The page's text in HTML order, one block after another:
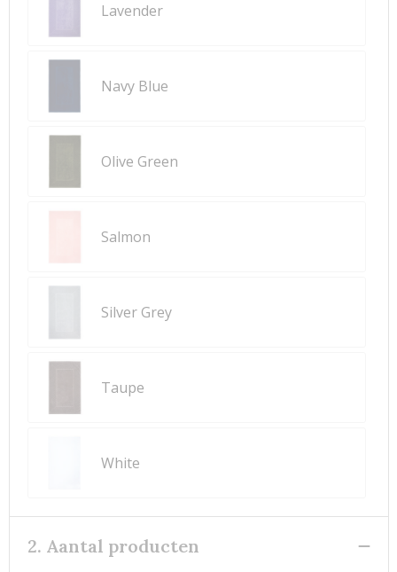
Lavender
Navy Blue
Olive Green
Salmon
Silver Grey
Taupe
White
2. Aantal producten